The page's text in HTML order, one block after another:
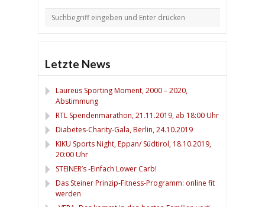
Letzte News
Laureus Sporting Moment, 2000 – 2020,
Abstimmung
RTL Spendenmarathon, 21.11.2019, ab 18:00 Uhr
Diabetes-Charity-Gala, Berlin, 24.10.2019
KIKU Sports Night, Eppan/ Südtirol, 18.10.2019,
20:00 Uhr
STEINER’s -Einfach Lower Carb!
Das Steiner Prinzip-Fitness-Programm: online fit
werden